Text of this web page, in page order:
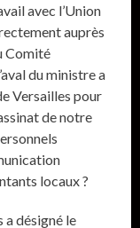
avec l’Union
auprès
Comité
du ministre a
Versailles pour
de notre
locaux ?
a désigné le